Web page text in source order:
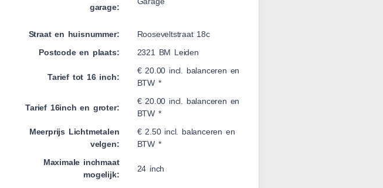
garage:
Straat en huisnummer:
Rooseveltstraat 18c
Postcode en plaats:
2321 BM Leiden
Tarief tot 16 inch:
€ 20.00 incl. balanceren en
BTW *
Tarief 16inch en groter:
€ 20.00 incl. balanceren en
BTW *
Meerprijs Lichtmetalen
velgen:
€ 2.50 incl. balanceren en
BTW *
Maximale inchmaat
mogelijk:
24 inch